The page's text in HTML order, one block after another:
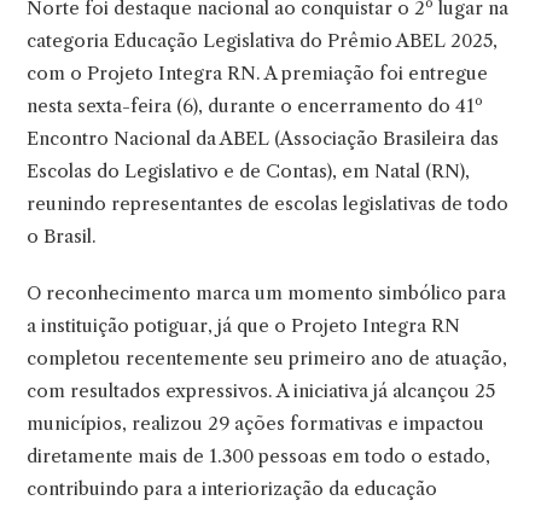
Norte foi destaque nacional ao conquistar o 2º lugar na
categoria Educação Legislativa do Prêmio ABEL 2025,
com o Projeto Integra RN. A premiação foi entregue
nesta sexta-feira (6), durante o encerramento do 41º
Encontro Nacional da ABEL (Associação Brasileira das
Escolas do Legislativo e de Contas), em Natal (RN),
reunindo representantes de escolas legislativas de todo
o Brasil.
O reconhecimento marca um momento simbólico para
a instituição potiguar, já que o Projeto Integra RN
completou recentemente seu primeiro ano de atuação,
com resultados expressivos. A iniciativa já alcançou 25
municípios, realizou 29 ações formativas e impactou
diretamente mais de 1.300 pessoas em todo o estado,
contribuindo para a interiorização da educação